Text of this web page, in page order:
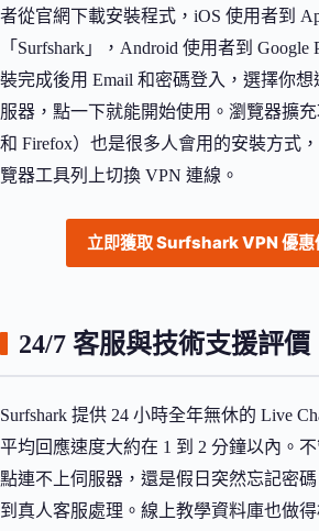
者從官網下載安裝程式，iOS 使用者到
「Surfshark」，Android 使用者到 Google
裝完成後用 Email 和密碼登入，選擇你想
服器，點一下就能開始使用。瀏覽器擴充
和 Firefox）也是很多人會用的安裝方式
覽器工具列上切換 VPN 連線。
立即獲取 Surfshark VPN 優惠
24/7 客服與技術支援評價
Surfshark 提供 24 小時全年無休的 Live
平均回應速度大約在 1 到 2 分鐘以內。
點連不上伺服器，還是假日突然忘記密
到真人客服處理。線上教學資料庫也做